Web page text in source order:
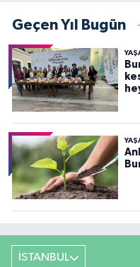
Geçen Yıl Bugün
İSTANBUL